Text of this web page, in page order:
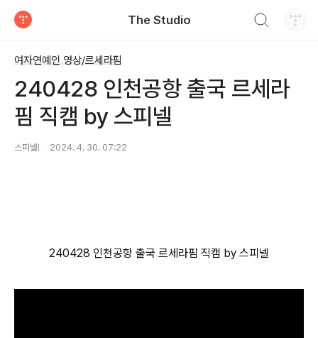
The Studio
여자연예인 영상/르세라핌
240428 인천공항 출국 르세라
핌 직캠 by 스피넬
스피넬! 2024. 4. 30. 07:22
240428 인천공항 출국 르세라핌 직캠 by 스피넬